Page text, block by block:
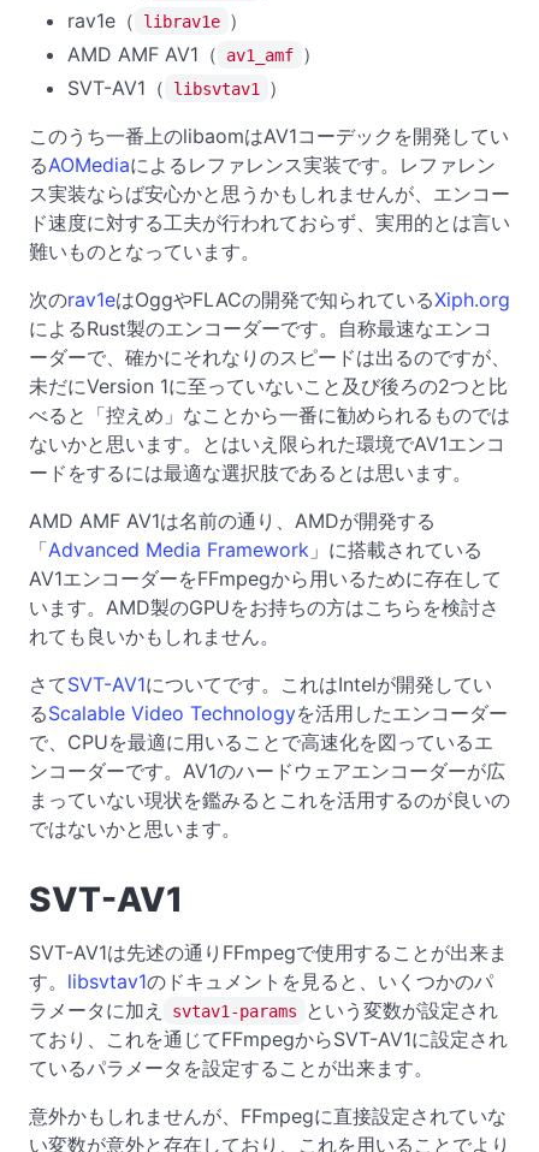
rav1e（
librav1e ）
AMD AMF AV1（
av1_amf ）
SVT-AV1（
libsvtav1
）
このうち一番上のlibaomはAV1コーデックを開発してい
るAOMediaによるレファレンス実装です。レファレン
ス実装ならば安心かと思うかもしれませんが、エンコー
ド速度に対する工夫が行われておらず、実用的とは言い
難いものとなっています。
次のrav1eはOggやFLACの開発で知られているXiph.org
によるRust製のエンコーダーです。自称最速なエンコ
ーダーで、確かにそれなりのスピードは出るのですが、
未だにVersion 1に至っていないこと及び後ろの2つと比
べると「控えめ」なことから一番に勧められるものでは
ないかと思います。とはいえ限られた環境でAV1エンコ
ードをするには最適な選択肢であるとは思います。
AMD AMF AV1は名前の通り、AMDが開発する
「Advanced Media Framework 」に搭載されている
AV1エンコーダーをFFmpegから用いるために存在して
います。AMD製のGPUをお持ちの方はこちらを検討さ
れても良いかもしれません。
さてSVT-AV1についてです。これはIntelが開発してい
るScalable Video Technologyを活用したエンコーダー
で、CPUを最適に用いることで高速化を図っているエ
ンコーダーです。AV1のハードウェアエンコーダーが広
まっていない現状を鑑みるとこれを活用するのが良いの
ではないかと思います。
SVT-AV1
SVT-AV1は先述の通りFFmpegで使用することが出来ま
す。 libsvtav1のドキュメントを見ると、いくつかのパ
ラメータに加え
svtav1-params
という変数が設定され
ており、これを通じてFFmpegからSVT-AV1に設定され
ているパラメータを設定することが出来ます。
意外かもしれませんが、FFmpegに直接設定されていな
い変数が意外と存在しており、これを用いることでより